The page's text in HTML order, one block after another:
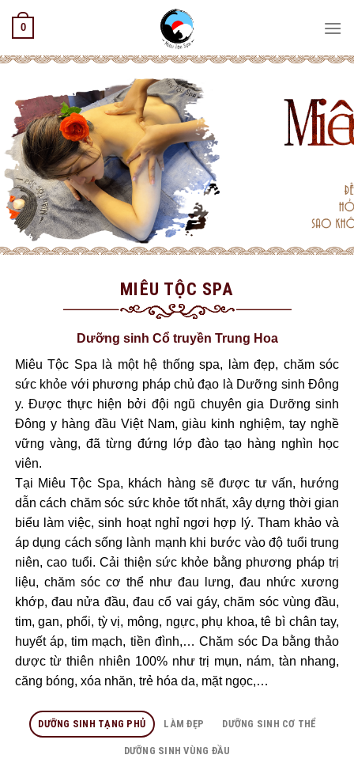
Skip
0
MIÊU TỘC SPA
Dưỡng sinh Cổ truyền Trung Hoa
Miêu Tộc Spa là một hệ thống spa, làm đẹp, chăm sóc
sức khỏe với phương pháp chủ đạo là Dưỡng sinh Đông
y. Được thực hiện bởi đội ngũ chuyên gia Dưỡng sinh
Đông y hàng đầu Việt Nam, giàu kinh nghiệm, tay nghề
vững vàng, đã từng đứng lớp đào tạo hàng nghìn học
viên.
Tại Miêu Tộc Spa, khách hàng sẽ được tư vấn, hướng
dẫn cách chăm sóc sức khỏe tốt nhất, xây dựng thời gian
biểu làm việc, sinh hoạt nghỉ ngơi hợp lý. Tham khảo và
áp dụng cách sống lành mạnh khi bước vào độ tuổi trung
niên, cao tuổi. Cải thiện sức khỏe bằng phương pháp trị
liệu, chăm sóc cơ thể như đau lưng, đau nhức xương
khớp, đau nửa đầu, đau cổ vai gáy, chăm sóc vùng đầu,
tim, gan, phổi, tỳ vị, mông, ngực, phụ khoa, tê bì chân tay,
huyết áp, tim mạch, tiền đình,… Chăm sóc Da bằng thảo
dược từ thiên nhiên 100% như trị mụn, nám, tàn nhang,
căng bóng, xóa nhăn, trẻ hóa da, mặt ngọc,…
DƯỠNG SINH TẠNG PHỦ LÀM ĐẸP DƯỠNG SINH CƠ THỂ
DƯỠNG SINH VÙNG ĐẦU